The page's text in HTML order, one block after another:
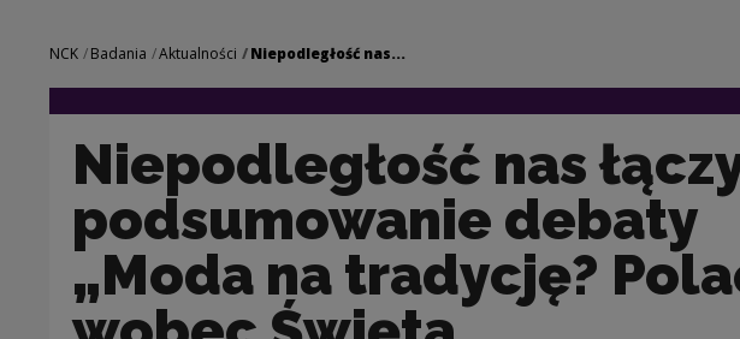
nas łączy –
Navigation
NCK Badania Aktualności Niepodległość nas...
Niepodległość nas
podsumowanie debaty
„Moda na tradycję?